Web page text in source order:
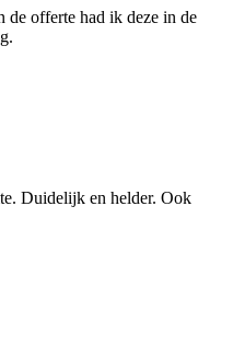
de offerte had ik deze in de
Duidelijk en helder. Ook